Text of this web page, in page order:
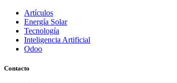
Artículos
Energía Solar
Tecnología
Inteligencia Artificial
Odoo
Contacto